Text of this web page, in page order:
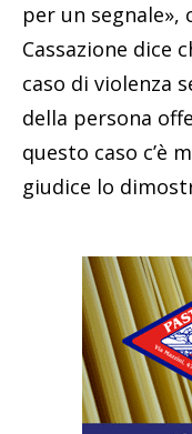
per un segnale»,
Cassazione dice
caso di violenza
della persona
questo caso c’è
giudice lo